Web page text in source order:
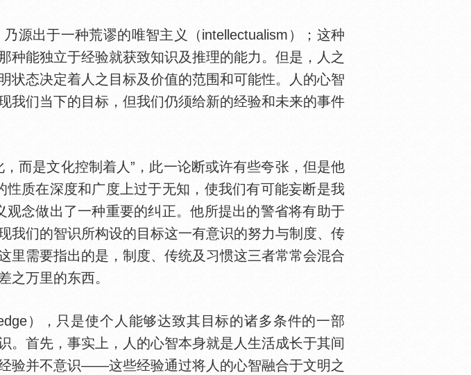
出于一种荒谬的唯智主义（intellectualism）；这种
种能独立于经验就获致知识及推理的能力。但是，人之
状态决定着人之目标及价值的范围和可能
。人的心智
我们当下的目标，但我们仍须给新的经验和未来的事件
是文化控制着人”，此一论断或许有些夸张，但是他
质在深度和广度上过于无知，使我们有可能妄断是我
念做出了一种重要的纠正。他所提出的警省将有助于
我们的智识所构设的目标这一有意识的努力与制度、传
里需要指出的是，制度、传统及习惯这三者常常会混合
之万里的东西。
），只是使个人能够达致其目标的诸多条件的一部
。首先，事实上，人的心智本身就是人生活成长于其间
验并不意识——这些经验通过将人的心智融合于文明之